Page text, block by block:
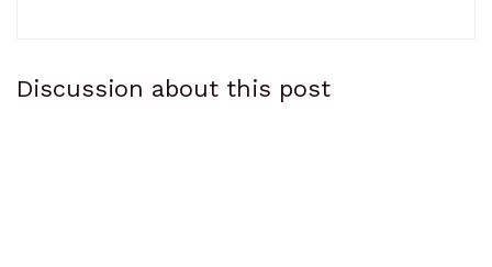
Discussion about this post